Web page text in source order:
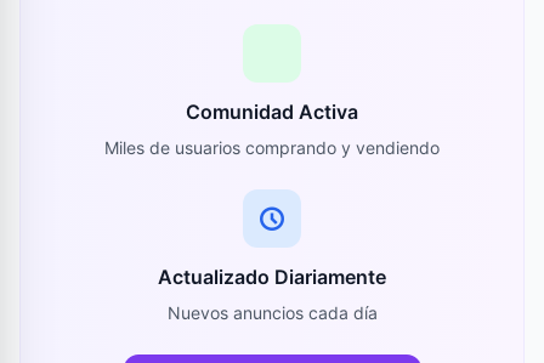
Comunidad Activa
Miles de usuarios comprando y vendiendo
Actualizado Diariamente
Nuevos anuncios cada día